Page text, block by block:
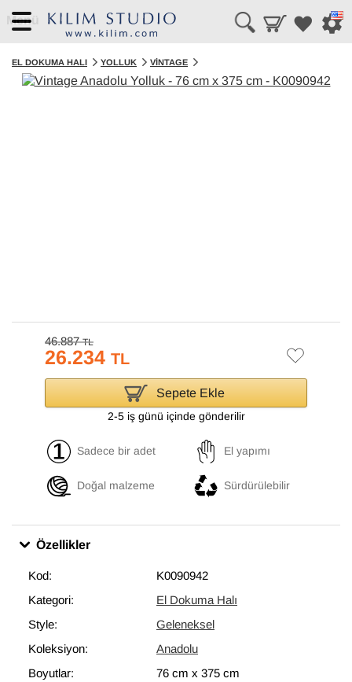
Menü
EL DOKUMA HALI YOLLUK VINTAGE
46.887TL
26.234 TL
Sepete Ekle
2-5 iş günü içinde gönderilir
Sadece bir adet El yapımı
Doğal malzeme Sürdürülebilir
Özellikler
Kod:
K0090942
Kategori:
El Dokuma Halı
Style:
Geleneksel
Koleksiyon:
Anadolu
Boyutlar:
76 cm x 375 cm